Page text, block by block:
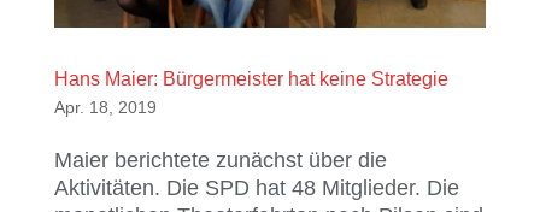
Hans Maier: Bürgermeister hat keine Strategie
Apr. 18, 2019
Maier berichtete zunächst über die
Aktivitäten. Die SPD hat 48 Mitglieder. Die